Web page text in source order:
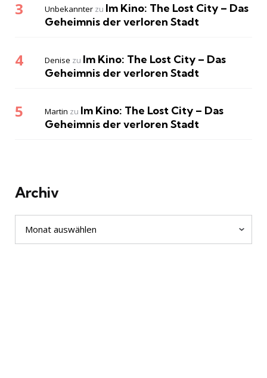
Unbekannter zu Im Kino: The Lost City – Das
Geheimnis der verloren Stadt
Denise zu Im Kino: The Lost City – Das
Geheimnis der verloren Stadt
Martin zu Im Kino: The Lost City – Das
Geheimnis der verloren Stadt
Archiv
Archiv